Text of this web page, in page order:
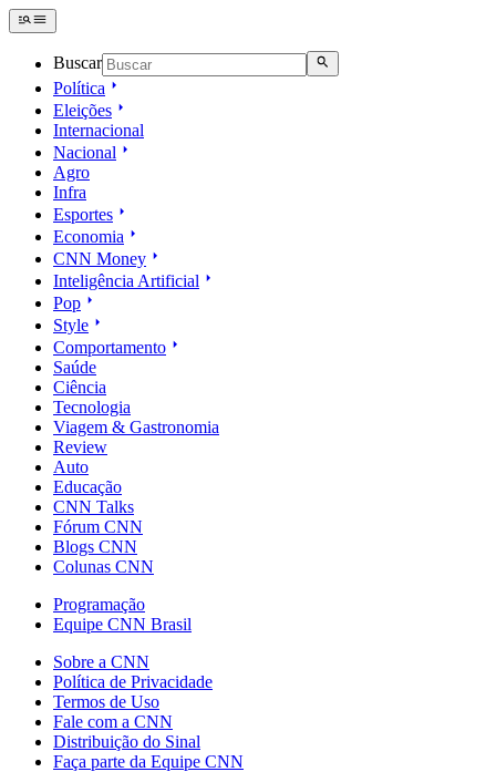
Buscar
Política
Eleições
Internacional
Nacional
Agro
Infra
Esportes
Economia
CNN Money
Inteligência Artificial
Pop
Style
Comportamento
Saúde
Ciência
Tecnologia
Viagem & Gastronomia
Review
Auto
Educação
CNN Talks
Fórum CNN
Blogs CNN
Colunas CNN
Programação
Equipe CNN Brasil
Sobre a CNN
Política de Privacidade
Termos de Uso
Fale com a CNN
Distribuição do Sinal
Faça parte da Equipe CNN